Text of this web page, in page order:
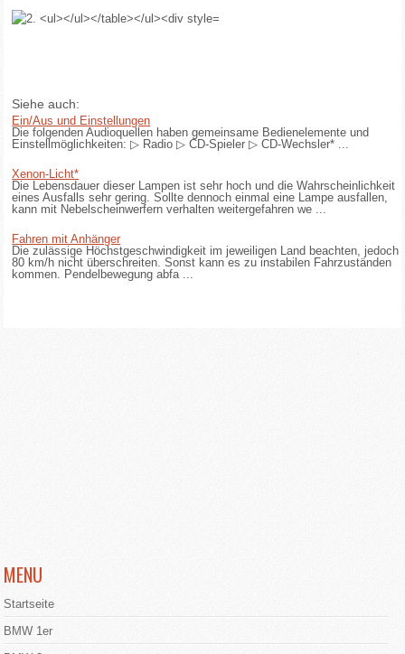
Siehe auch:
Ein/Aus und Einstellungen
Die folgenden Audioquellen haben gemeinsame Bedienelemente und
Einstellmöglichkeiten: ▷ Radio ▷ CD-Spieler ▷ CD-Wechsler* ...
Xenon-Licht*
Die Lebensdauer dieser Lampen ist sehr hoch und die Wahrscheinlichkeit
eines Ausfalls sehr gering. Sollte dennoch einmal eine Lampe ausfallen,
kann mit Nebelscheinwerfern verhalten weitergefahren we ...
Fahren mit Anhänger
Die zulässige Höchstgeschwindigkeit im jeweiligen Land beachten, jedoch
80 km/h nicht überschreiten. Sonst kann es zu instabilen Fahrzuständen
kommen. Pendelbewegung abfa ...
MENU
Startseite
BMW 1er